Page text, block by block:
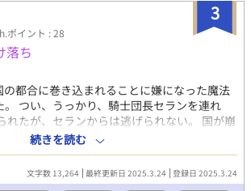
使う必要はないよ、僕は一人で死ねるか
自ら死を選ぶのだった…………。 婚約破
溺愛執着、執着攻め、ハッピーエンド。 ＊
＊＊→性行為の描写有り。 ムーンライトノ
ムにも投稿しております。 ムーンライトノ
キン1位。アルファポリス、BLランキング1
4位に入った作品です。 「Copyright（C）
」 ※第9回ＢＬ小説大賞で奨励賞を受賞しま
さった皆様のおかげですありがとうございま
譚追加いたしました。2025年1月24日 ※表紙
借りしています。
3
ポイント : 28
落ち
の都合に巻き込まれることに嫌になった魔法
つい、うっかり、騎士団長セランを連れ
れたが、セランからは逃げられない。 国が崩
窮地に立たされようと。セランは興味がな
ドだけが欲しい。 ※男性妊娠あり（詳細な描
受け ※攻めによる見せつけ自慰 ※ご都合主
続きを読む
文字数 13,264 最終更新日 2025.3.24 登録日 2025.3.24